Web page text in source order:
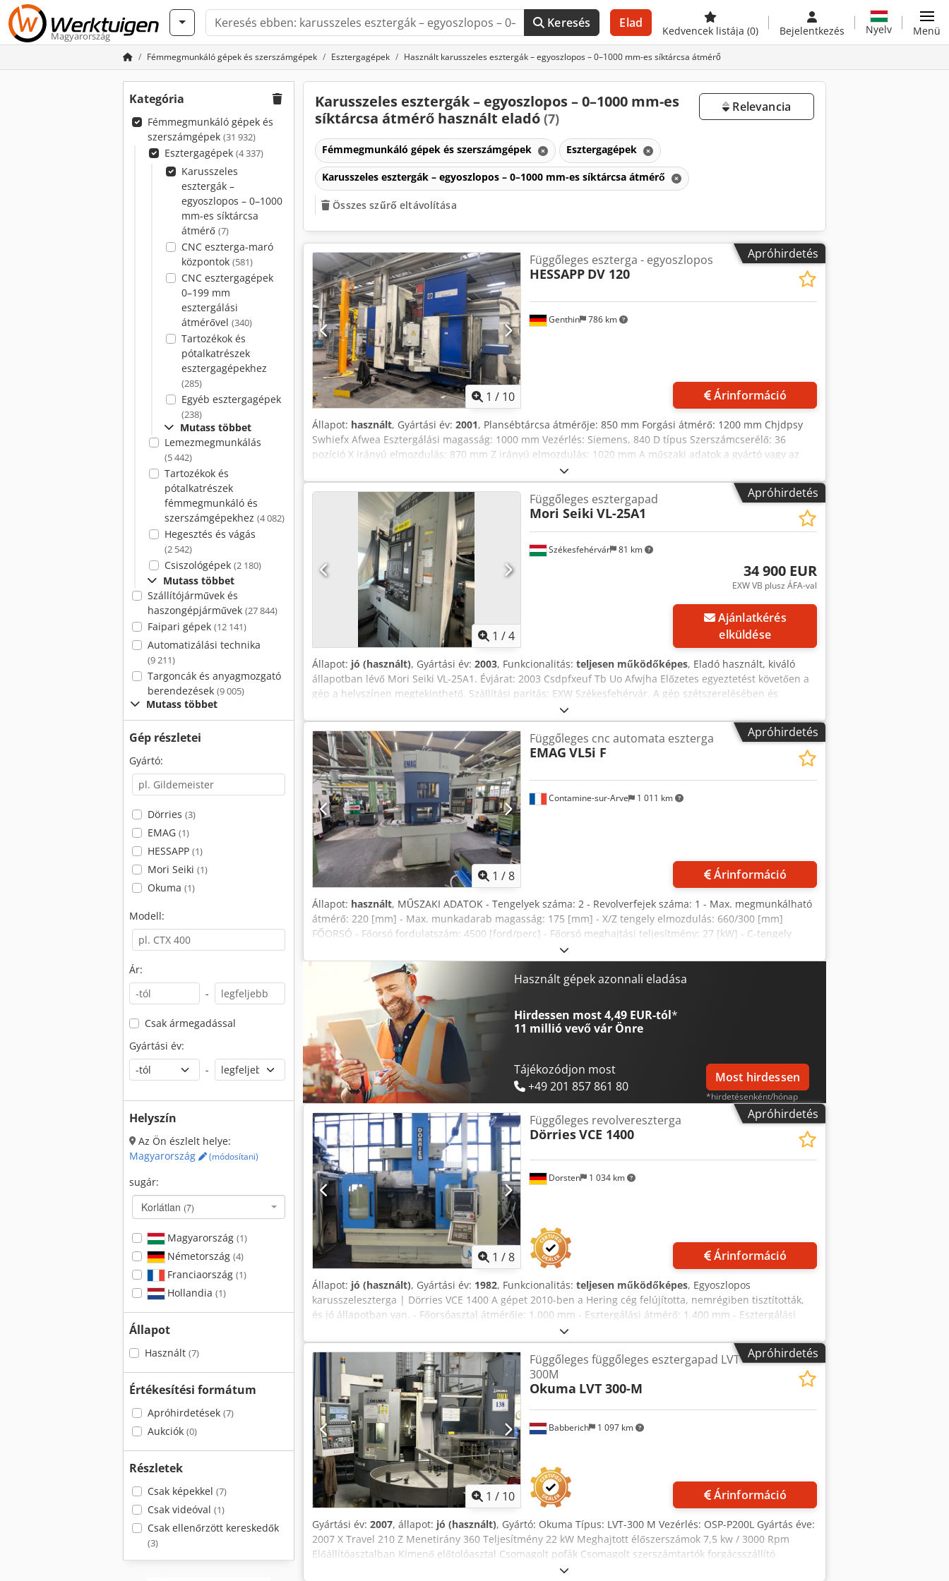
Magyarország
Keresés Elad
Kedvencek listája (0) Bejelentkezés Nyelv Menü
Fémmegmunkáló gépek és szerszámgépek Esztergagépek Használt karusszeles esztergák – egyoszlopos – 0–1000 mm-es síktárcsa átmérő
Kategória
Fémmegmunkáló gépek és
szerszámgépek (31 932)
Esztergagépek (4 337)
Karusszeles
esztergák –
egyoszlopos – 0–1000
mm-es síktárcsa
átmérő (7)
CNC eszterga-maró
központok (581)
CNC esztergagépek
0–199 mm
esztergálási
átmérővel (340)
Tartozékok és
pótalkatrészek
esztergagépekhez
(285)
Egyéb esztergagépek
(238)
Mutass többet
Lemezmegmunkálás
(5 442)
Tartozékok és
pótalkatrészek
fémmegmunkáló és
szerszámgépekhez (4 082)
Hegesztés és vágás
(2 542)
Csiszológépek (2 180)
Mutass többet
Szállítójárművek és
haszongépjárművek (27 844)
Faipari gépek (12 141)
Automatizálási technika
(9 211)
Targoncák és anyagmozgató
berendezések (9 005)
Mutass többet
Gép részletei
Gyártó:
Dörries (3)
EMAG (1)
HESSAPP (1)
Mori Seiki (1)
Okuma (1)
Modell:
Ár:
-
Csak ármegadással
Gyártási év:
-
Helyszín
Az Ön észlelt helye:
Magyarország
(módosítani)
sugár:
Korlátlan (7)
Magyarország (1)
Németország (4)
Franciaország (1)
Hollandia (1)
Állapot
Használt (7)
Értékesítési formátum
Apróhirdetések (7)
Aukciók (0)
Részletek
Csak képekkel (7)
Csak videóval (1)
Csak ellenőrzött kereskedők
(3)
Karusszeles esztergák – egyoszlopos – 0–1000 mm-es
síktárcsa átmérő használt eladó (7)
Relevancia
Fémmegmunkáló gépek és szerszámgépek Esztergagépek
Karusszeles esztergák – egyoszlopos – 0–1000 mm-es síktárcsa átmérő
Összes szűrő eltávolítása
Apróhirdetés
1 / 10
Genthin 786 km
Függőleges eszterga - egyoszlopos
HESSAPP DV 120
Árinformáció
Állapot: használt, Gyártási év: 2001, Plansébtárcsa átmérője: 850 mm Forgási átmérő: 1200 mm Chjdpsy
Swhiefx Afwea Esztergálási magasság: 1000 mm Vezérlés: Siemens, 840 D típus Szerszámcserélő: 36
pozíció X irányú elmozdulás: 870 mm Z irányú elmozdulás: 1020 mm A műszaki adatok a gyártó vagy az
üzemeltető megadása alapján készültek, ezért számunkra nem kötelező érvényűek. Az időközbeni
értékesítés jogát fenntartjuk; kizárólag az üzleti és értékesítési feltételeink érvényesek. Rólunk Több mint
400 saját gép raktáron Több mint 15.000 m² raktárfelület, 70 t darukapacitás Több mint 10.000 tartozék
műhelyéhez Ha gépeket, gyártósorokat vagy üzemet szeretne eladni, keressen minket bizalommal.
További ajánlatainkat megtalálja honlapunkon. Megtekintés előzetes egyeztetés alapján lehetséges. Várjuk
látogatását! A Markus Hirsch csapata
Apróhirdetés
1 /4
Székesfehérvár 81 km
Függőleges esztergapad
Mori Seiki VL-25A1
34 900 EUR
EXW VB plusz ÁFA-val
Ajánlatkérés
elküldése
Állapot: jó (használt), Gyártási év: 2003, Funkcionalitás: teljesen működőképes, Eladó használt, kiváló
állapotban lévő Mori Seiki VL-25A1. Évjárat: 2003 Csdpfxeuf Tb Uo Afwjha Előzetes egyeztetést követően a
gép a helyszínen megtekinthető. Szállítási paritás: EXW Székesfehérvár. A gép szétszerelésében és
felrakásában igény szerint segítséget tudunk nyújtani.
Apróhirdetés
1 /8
Contamine-sur-Arve 1 011 km
Függőleges cnc automata eszterga
EMAG VL5i F
Árinformáció
Állapot: használt, MŰSZAKI ADATOK - Tengelyek száma: 2 - Revolverfejek száma: 1 - Max. megmunkálható
átmérő: 220 [mm] - Max. munkadarab magasság: 175 [mm] - X/Z tengely elmozdulás: 660/300 [mm]
FŐORSÓ - Főorsó fordulatszám: 4500 [ford/perc] - Főorsó meghajtási teljesítmény: 27 [kW] - C-tengely
minimális felbontás: 0,001 [fok] REVOLVERFEJ - Szerszámtípus: VDI40 - Pozíciók száma: 12 ELEKTROMOS
ELLÁTÁS - Tápfeszültség: 400 [V] - Teljes hajtási teljesítmény: 36 [kW] SÚLY ÉS MÉRETEK - Helyigény:
3120/2266 [mm] - Gép magassága: 3200 [mm] - Gép súlya: 7000 [kg] GÉPÓRÁK - Bekapcsolt órák: 74809
[óra] - Főorsó órák: 30521 [óra] TARTOZÉKOK Chedpfx Afexc N I Tjwoa - Vezérlés: Fanuc 32i-A -
Csatlakozófelület: Ethernet / RS232 / USB / PCMCIA - Hűtőfolyadék-tartály - Forgácsszállító - Alkatrész
szállítószalag - 3-pofás tokmány
Használt gépek azonnali eladása
Hirdessen most 4,49 EUR-tól*
11 millió vevővár Önre
Tájékozódjon most
+49 201 857 861 80
Most hirdessen
*hirdetésenként/hónap
Apróhirdetés
1 /8
Dorsten 1 034 km
Függőleges revolvereszterga
DörriesVCE 1400
Árinformáció
Állapot: jó (használt), Gyártási év: 1982, Funkcionalitás: teljesen működőképes, Egyoszlopos
karusszeleszterga | Dörries VCE 1400 A gépet 2010-ben a Hering cég felújította, nemrégiben tisztították,
és jó állapotban van. - Főorsóasztal átmérője: 1.000 mm - Esztergálási átmérő: 1.400 mm - Esztergálási
magasság: 1.100 mm - Siemens 840 D Shop Turn vezérlés - Szerszámcserélő - x-irányú löket: 2.000 mm - z-
irányú löket: 700 mm - Szánállítás: 1.000 mm - Gyorsjárat: 6.000 mm/perc - Fordulatszám: 500 1/perc -
Kézikerék - Teljes teljesítményigény: 62 kW A gép megtekintése előzetes egyeztetés alapján bármikor
lehetséges. Chodoyft Nnepfx Afwsa #Címkék: Doerries | VCE1400 | Dörries VCE
Apróhirdetés
1 / 10
Babberich 1 097 km
Függőleges függőleges esztergapad LVT
300M
Okuma LVT 300-M
Árinformáció
Gyártási év: 2007, állapot: jó (használt), Gyártó: Okuma Típus: LVT-300 M Vezérlés: OSP-P200L Gyártás éve:
2007 X Travel 210 Z Menetirány 360 Teljesítmény 22 kW Meghajtott élőszerszámok 7,5 kw / 3000 Rpm
Előállítóasztalban Kimenő előtolóasztal Csomagolt pofák Csomagolt szerszámtartók forgácsszállító
Hűtőfolyadék-rendszer 9 Bar Grundfos Műszaki adatok Metrikus amerikai szabvány Max. Forgatási átmérő